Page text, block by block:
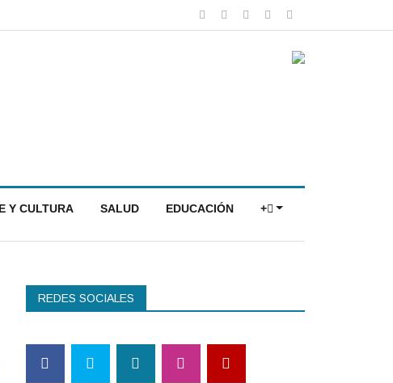
Y CULTURA SALUD EDUCACIÓN +
REDES SOCIALES